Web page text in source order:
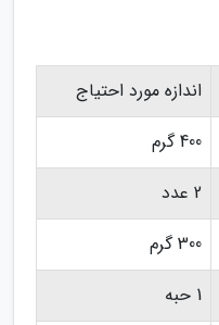
اندازه مورد احتیاج
400 گرم
2 عدد
300 گرم
1 حبه